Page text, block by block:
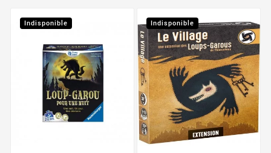
Indisponible Indisponible